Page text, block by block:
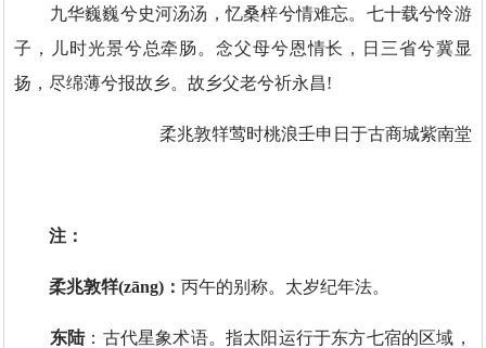
九华巍巍兮史河汤汤，忆桑梓兮情难忘。七十载兮怜游
子，儿时光景兮总牵肠。念父母兮恩情长，日三省兮冀显
扬，尽绵薄兮报故乡。故乡父老兮祈永昌!
柔兆敦䍧莺时桃浪壬申日于古商城紫南堂
注：
柔兆敦䍧(zāng)： 丙午的别称。太岁纪年法。
东陆‌：古代星象术语。指太阳运行于东方七宿的区域，